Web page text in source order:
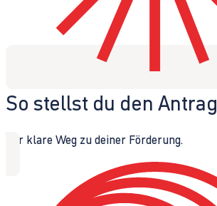
So stellst du den Antrag
Der klare Weg zu deiner Förderung.